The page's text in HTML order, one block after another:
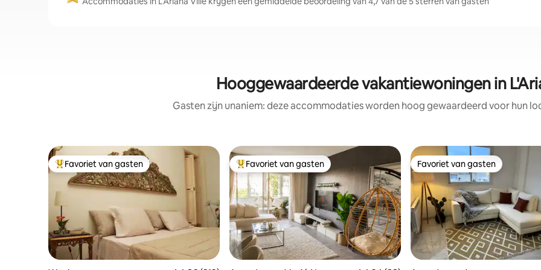
Hooggewaardeerde vakantiewoningen in
Gasten zijn unaniem: deze accommodaties worden hoog gewaardeerd voor hun
Topfavoriet van gasten
Favoriet van gasten Topfavoriet van gasten
Favoriet van gasten Favoriet van gasten
Favoriet van gasten